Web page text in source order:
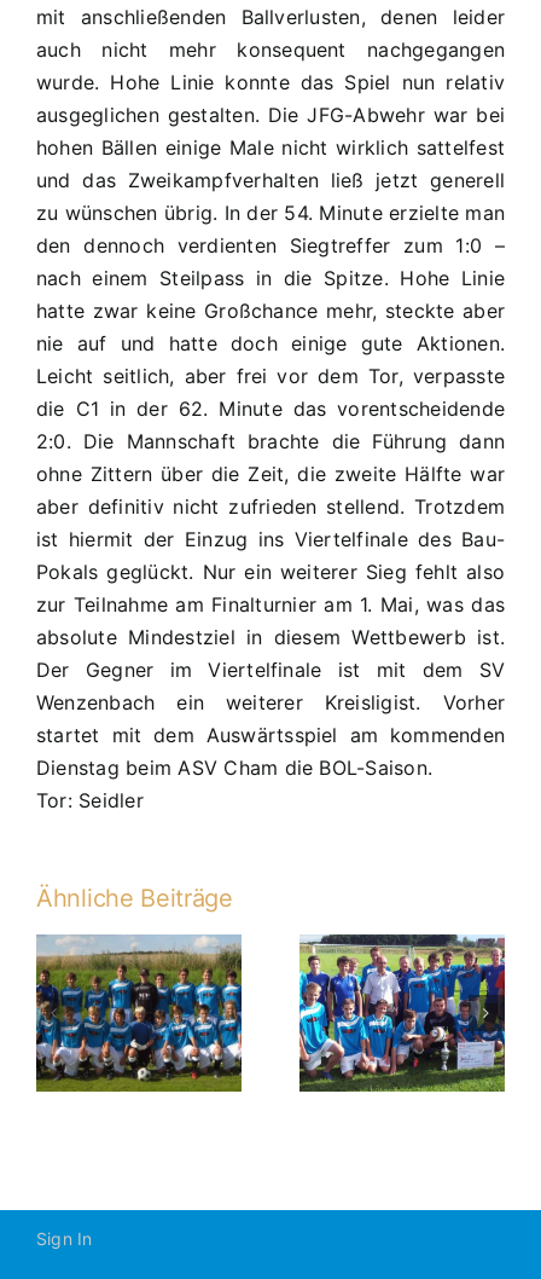
mit anschließenden Ballverlusten, denen leider
auch nicht mehr konsequent nachgegangen
wurde. Hohe Linie konnte das Spiel nun relativ
ausgeglichen gestalten. Die JFG-Abwehr war bei
hohen Bällen einige Male nicht wirklich sattelfest
und das Zweikampfverhalten ließ jetzt generell
zu wünschen übrig. In der 54. Minute erzielte man
den dennoch verdienten Siegtreffer zum 1:0 –
nach einem Steilpass in die Spitze. Hohe Linie
hatte zwar keine Großchance mehr, steckte aber
nie auf und hatte doch einige gute Aktionen.
Leicht seitlich, aber frei vor dem Tor, verpasste
die C1 in der 62. Minute das vorentscheidende
2:0. Die Mannschaft brachte die Führung dann
ohne Zittern über die Zeit, die zweite Hälfte war
aber definitiv nicht zufrieden stellend. Trotzdem
ist hiermit der Einzug ins Viertelfinale des Bau-
Pokals geglückt. Nur ein weiterer Sieg fehlt also
zur Teilnahme am Finalturnier am 1. Mai, was das
absolute Mindestziel in diesem Wettbewerb ist.
Der Gegner im Viertelfinale ist mit dem SV
Wenzenbach ein weiterer Kreisligist. Vorher
startet mit dem Auswärtsspiel am kommenden
Dienstag beim ASV Cham die BOL-Saison.
Tor: Seidler
Ähnliche Beiträge
C1 verdienter
4:1 (0:1,1:1)-
Sieger nach
Elfmeterschießen
im Kelheimer
Sign In